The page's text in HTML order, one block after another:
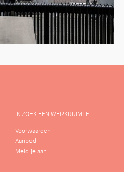
IK ZOEK EEN WERKRUIMTE
Voorwaarden
Aanbod
Meld je aan